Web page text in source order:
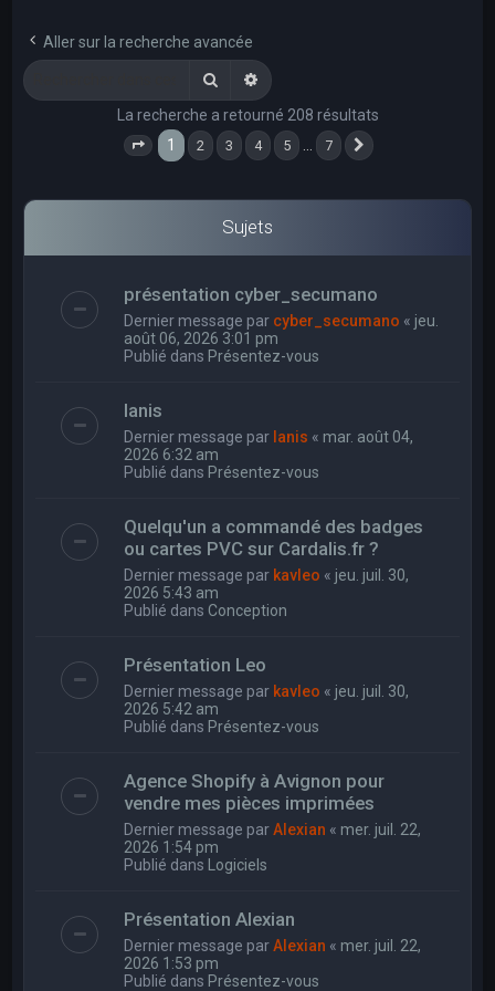
Aller sur la recherche avancée
RechercherRecherche avancée
La recherche a retourné 208 résultats
Page 1 sur
1 2 3 4 5 7
Sujets
présentation cyber_secumano
Dernier message par cyber_secumano « jeu.
août 06, 2026 3:01 pm
Publié dans Présentez-vous
Ianis
Dernier message par Ianis « mar. août 04,
2026 6:32 am
Publié dans Présentez-vous
Quelqu'un a commandé des badges
ou cartes PVC sur Cardalis.fr ?
Dernier message par kavleo « jeu. juil. 30,
2026 5:43 am
Publié dans Conception
Présentation Leo
Dernier message par kavleo « jeu. juil. 30,
2026 5:42 am
Publié dans Présentez-vous
Agence Shopify à Avignon pour
vendre mes pièces imprimées
Dernier message parAlexian « mer. juil. 22,
2026 1:54 pm
Publié dans Logiciels
Présentation Alexian
Dernier message parAlexian « mer. juil. 22,
2026 1:53 pm
Publié dans Présentez-vous